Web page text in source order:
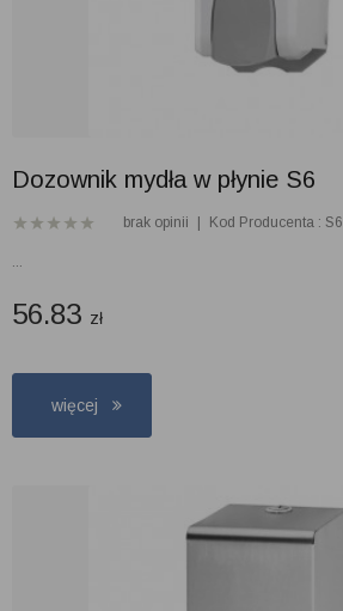
Dozownik mydła w płynie S6
brak opinii Kod Producenta : S6
...
56.83 zł
więcej